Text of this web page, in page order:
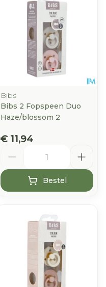
Bibs
Bibs 2 Fopspeen Duo
Haze/blossom 2
€ 11,94
Bestel